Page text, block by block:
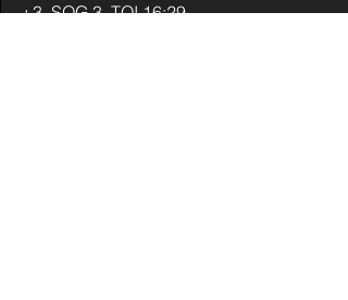
+3, SOG 3, TOI 16:29